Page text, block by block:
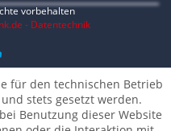
vorbehalten
- Datentechnik
für den technischen Betrieb
stets gesetzt werden.
Benutzung dieser Website